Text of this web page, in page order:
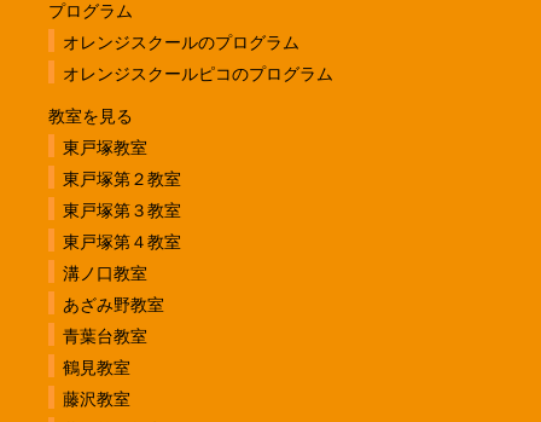
プログラム
オレンジスクールのプログラム
オレンジスクールピコのプログラム
教室を見る
東戸塚教室
東戸塚第２教室
東戸塚第３教室
東戸塚第４教室
溝ノ口教室
あざみ野教室
青葉台教室
鶴見教室
藤沢教室